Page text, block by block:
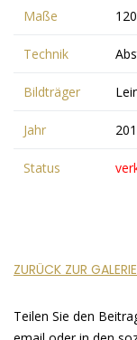
Maße
Technik
Bildträger
Jahr
Status
ZURÜCK ZUR
Teilen Sie den